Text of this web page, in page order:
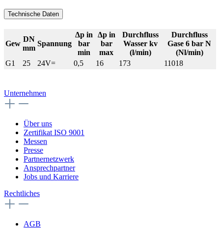
Technische Daten
Gew
DN
mm
Spannung
Δp in
bar
min
Δp in
bar
max
Durchfluss
Wasser kv
(l/min)
Durchfluss
Gase 6 bar N
(Nl/min)
G1
25 24V= 0,5 16 173 11018
Unternehmen
Über uns
Zertifikat ISO 9001
Messen
Presse
Partnernetzwerk
Ansprechpartner
Jobs und Karriere
Rechtliches
AGB